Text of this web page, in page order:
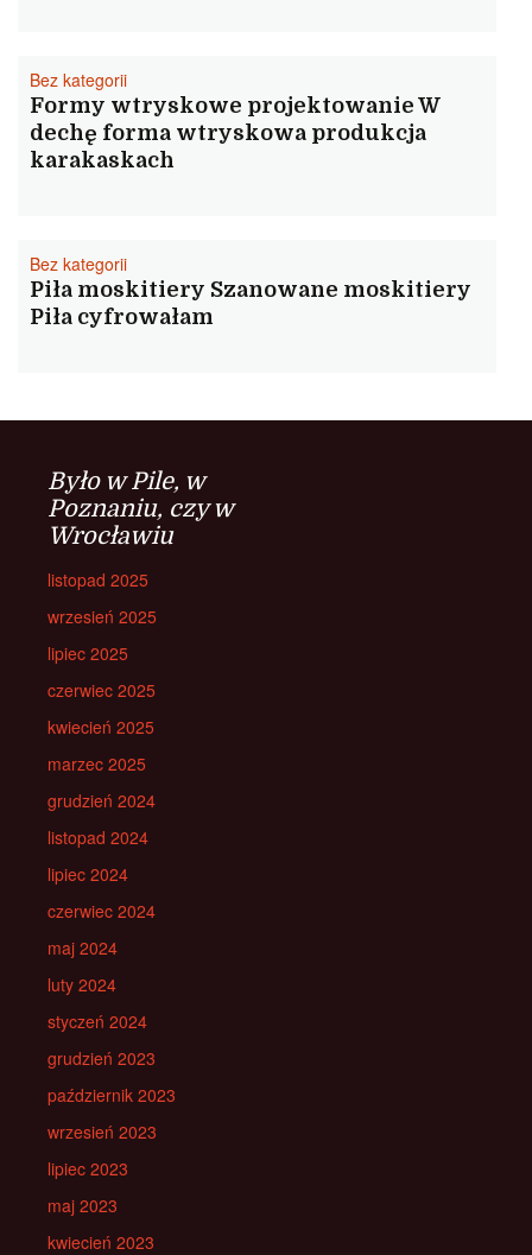
Bez kategorii
Formy wtryskowe projektowanie W
dechę forma wtryskowa produkcja
karakaskach
Bez kategorii
Piła moskitiery Szanowane moskitiery
Piła cyfrowałam
Było w Pile, w
Poznaniu, czy w
Wrocławiu
listopad 2025
wrzesień 2025
lipiec 2025
czerwiec 2025
kwiecień 2025
marzec 2025
grudzień 2024
listopad 2024
lipiec 2024
czerwiec 2024
maj 2024
luty 2024
styczeń 2024
grudzień 2023
październik 2023
wrzesień 2023
lipiec 2023
maj 2023
kwiecień 2023